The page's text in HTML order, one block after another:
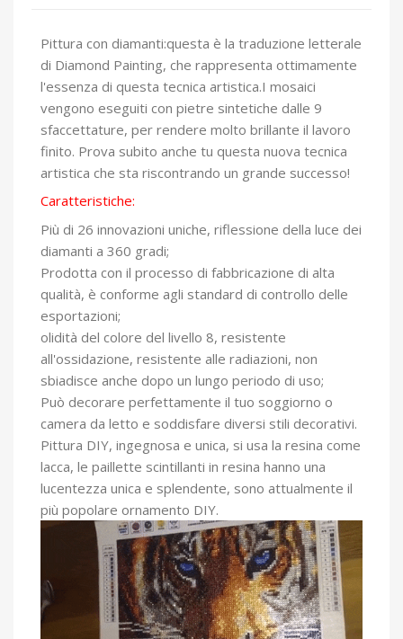
Pittura con diamanti:questa è la traduzione letterale
di Diamond Painting, che rappresenta ottimamente
l'essenza di questa tecnica artistica.I mosaici
vengono eseguiti con pietre sintetiche dalle 9
sfaccettature, per rendere molto brillante il lavoro
finito. Prova subito anche tu questa nuova tecnica
artistica che sta riscontrando un grande successo!
Caratteristiche:
Più di 26 innovazioni uniche, riflessione della luce dei
diamanti a 360 gradi;
Prodotta con il processo di fabbricazione di alta
qualità, è conforme agli standard di controllo delle
esportazioni;
olidità del colore del livello 8, resistente
all'ossidazione, resistente alle radiazioni, non
sbiadisce anche dopo un lungo periodo di uso;
Può decorare perfettamente il tuo soggiorno o
camera da letto e soddisfare diversi stili decorativi.
Pittura DIY, ingegnosa e unica, si usa la resina come
lacca, le paillette scintillanti in resina hanno una
lucentezza unica e splendente, sono attualmente il
più popolare ornamento DIY.